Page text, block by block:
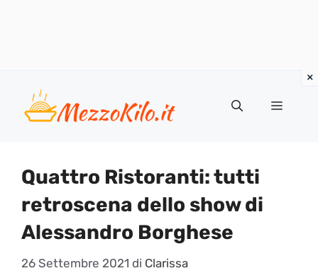
contenuto
Menu
Quattro Ristoranti: tutti
retroscena dello show di
Alessandro Borghese
26 Settembre 2021 di Clarissa